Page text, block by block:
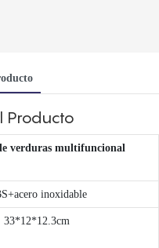
Producto
verduras multifuncional
inoxidable
33*12*12.3cm